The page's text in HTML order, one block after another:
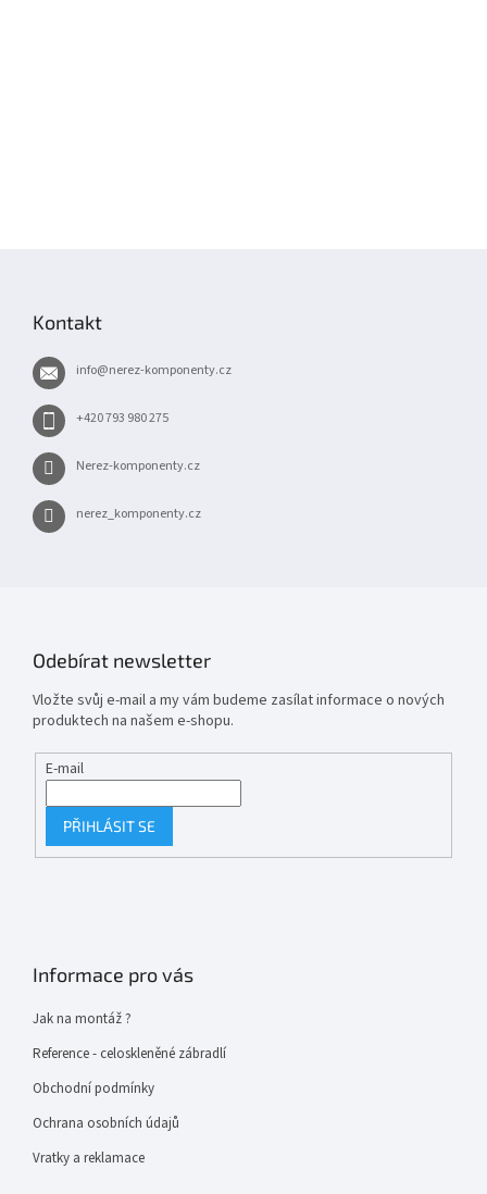
Kontakt
info@nerez-komponenty.cz
+420 793 980 275
Nerez-komponenty.cz
nerez_komponenty.cz
Odebírat newsletter
Vložte svůj e-mail a my vám budeme zasílat informace o nových
produktech na našem e-shopu.
E-mail
PŘIHLÁSIT SE
Informace pro vás
Jak na montáž ?
Reference - celoskleněné zábradlí
Obchodní podmínky
Ochrana osobních údajů
Vratky a reklamace